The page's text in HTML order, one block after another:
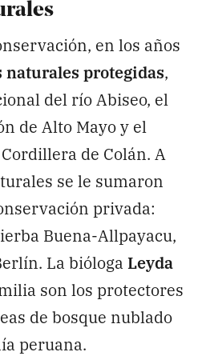
en los años
naturales protegidas,
del río Abiseo, el
de Alto Mayo y el
de Colán. A
se le sumaron
privada:
Buena-Allpayacu,
La bióloga Leyda
son los protectores
de bosque nublado
peruana.